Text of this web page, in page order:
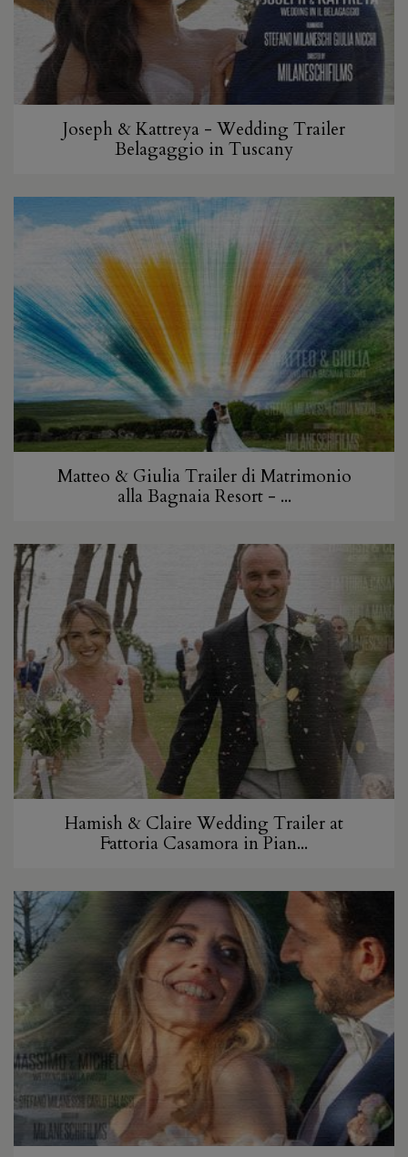
Joseph & Kattreya - Wedding Trailer
Belagaggio in Tuscany
Matteo & Giulia Trailer di Matrimonio
alla Bagnaia Resort - ...
Hamish & Claire Wedding Trailer at
Fattoria Casamora in Pian...